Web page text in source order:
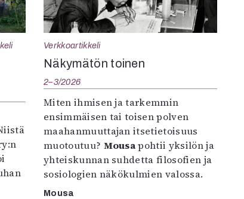
Verkkoartikkeli
Näkymätön toinen
2–3/2026
Miten ihmisen ja tarkemmin
ensimmäisen tai toisen polven
maahanmuuttajan itsetietoisuus
muotoutuu? Mousapohtii yksilön ja
yhteiskunnan suhdetta filosofien ja
sosiologien näkökulmien valossa.
Mousa